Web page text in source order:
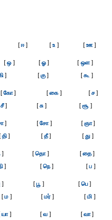
[ஈ ] [உ ] [ஊ]
[ஒ ] [ஓ ] [ ஒள ]
] [கு] [கூ ]
[கோ] [கை] [ச]
சீ] [சு ] [சூ ]
] [சோ] [ஞா]
[தி ] [தீ] [து ]
] [தொ] [தை]
] [நெ ] [ப ]
] [பூ ] [பெ ]
[ம ] [மர்] [மி ]
யா] [வ ] [வா]